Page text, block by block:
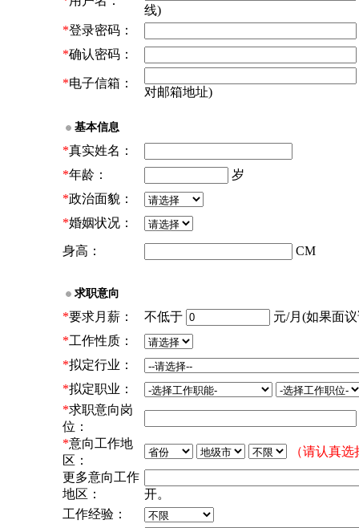
线)
*登录密码：
*确认密码：
*电子信箱：
对邮箱地址)
基本信息
*真实姓名：
*年龄：
岁
*政治面貌：
*婚姻状况：
身高： CM
求职意向
*要求月薪： 不低于
元/月(如果面议
*工作性质：
*拟定行业：
*拟定职业：
*求职意向岗
位：
*意向工作地
区：
（请认真
更多意向工作
地区：
开。
工作经验：